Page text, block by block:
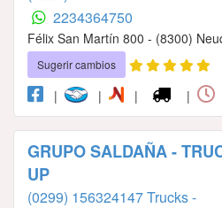
2234364750
Félix San Martín 800 - (8300)
Sugerir cambios
| | | |
GRUPO SALDAÑA -
UP
(0299) 156324147 Trucks -